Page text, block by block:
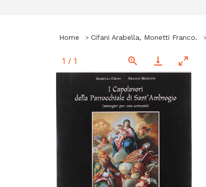
Home Cifani Arabella, Monetti Franco.
1 / 1